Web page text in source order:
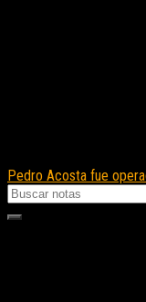
Pedro Acosta fue